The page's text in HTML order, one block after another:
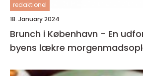
redaktionel
18. January 2024
Brunch i København - En
byens lækre